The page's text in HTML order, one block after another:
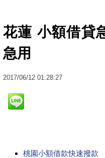
花蓮 小額借貸
急用
2017/06/12 01:28:27
桃園小額借款快速撥款